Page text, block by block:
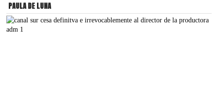
PAULA DE LUNA